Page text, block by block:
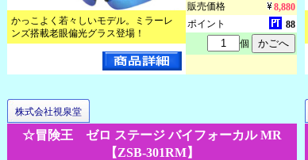
かっこよく若々しいモデル。ミラーレ
ンズ搭載老眼偏光グラス登場！
販売価格
8,880
ポイント
88
個
株式会社視泉堂
☆冒険王 ゼロ ステージ バイフォーカル MR
【ZSB-301RM】